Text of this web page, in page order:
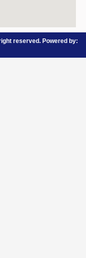
reserved. Powered by: